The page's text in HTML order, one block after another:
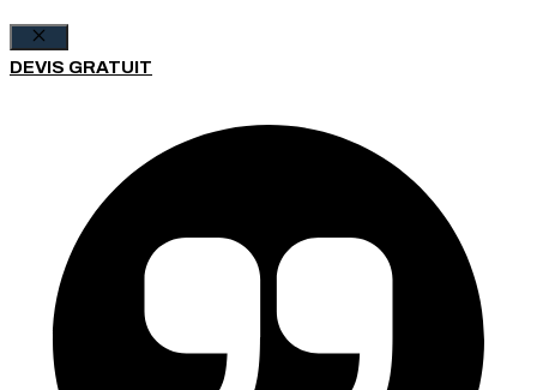
Fermer
DEVIS GRATUIT